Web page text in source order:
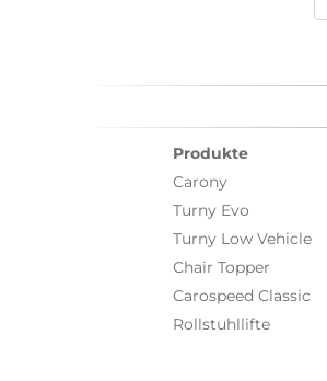
Produkte
Carony
Turny Evo
Turny Low Vehicle
Chair Topper
Carospeed Classic
Rollstuhllifte